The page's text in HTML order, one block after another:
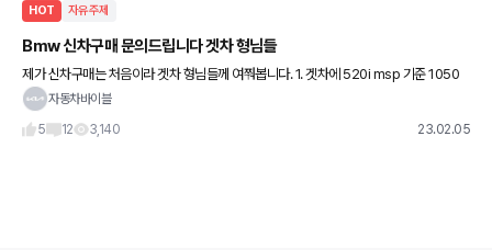
HOT 자유주제
Bmw 신차구매 문의드립니다 겟차 형님들
제가 신차구매는 처음이라 겟차 형님들께 여쭤봅니다. 1. 겟차에 520i msp 기준 1050
할인이라고 하는데 이거 외에도 추가 할인 + 틴팅 블박 우산 등등을 받을 수 있는걸까요?
자동차바이블
5
12 3,140 23.02.05